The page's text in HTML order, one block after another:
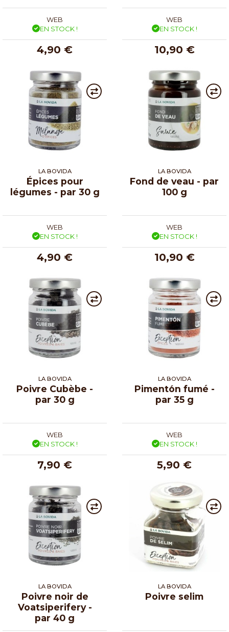
WEB
EN STOCK !
4,90 €
WEB
EN STOCK !
10,90 €
LA BOVIDA
Épices pour
légumes - par 30 g
WEB
EN STOCK !
4,90 €
LA BOVIDA
Fond de veau - par
100 g
WEB
EN STOCK !
10,90 €
LA BOVIDA
Poivre Cubèbe -
par 30 g
WEB
EN STOCK !
7,90 €
LA BOVIDA
Pimentо́n fumé -
par 35 g
WEB
EN STOCK !
5,90 €
LA BOVIDA
Poivre noir de
Voatsiperifery -
par 40 g
LA BOVIDA
Poivre selim